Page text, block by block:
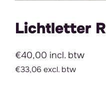
Lichtletter R
€40,00 incl. btw
€33,06 excl. btw